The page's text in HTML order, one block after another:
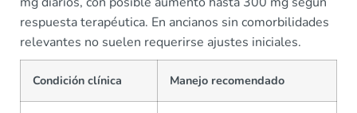
respuesta terapéutica. En ancianos sin comorbilidades
relevantes no suelen requerirse ajustes iniciales.
Condición clínica Manejo recomendado